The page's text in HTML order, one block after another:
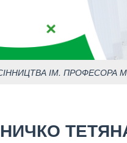
ІМ. ПРОФЕСОРА